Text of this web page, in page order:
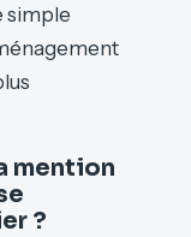
simple
mention
?